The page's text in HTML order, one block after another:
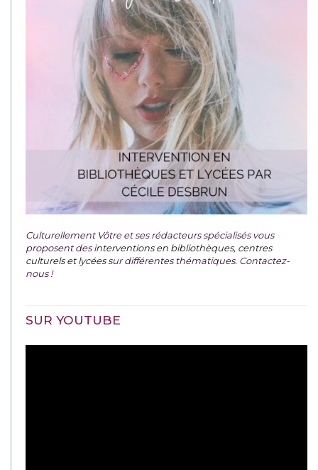
Culturellement Vôtre et ses rédacteurs spécialisés vous
proposent desinterventions en bibliothèques, centres
culturels et lycéessur différentes thématiques. Contactez-
nous !
SUR YOUTUBE